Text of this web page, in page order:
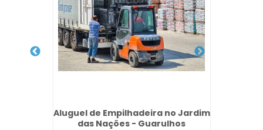
Aluguel de Empilhadeira no Jardim
das Nações - Guarulhos